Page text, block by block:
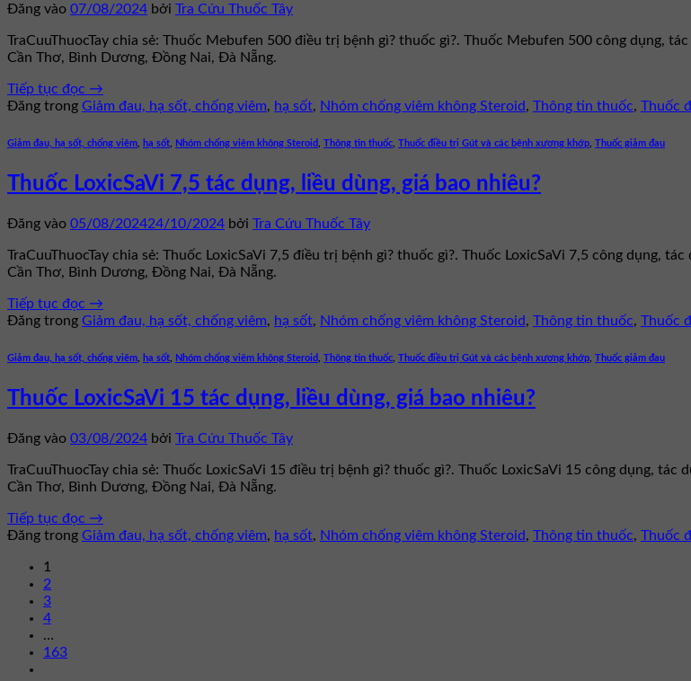
Đăng vào 07/08/2024 bởi Tra Cứu Thuốc Tây
TraCuuThuocTay chia sẻ: Thuốc Mebufen 500 điều trị bệnh gì? thuốc gì?. Thuốc Mebufen 500 công dụng,
Cần Thơ, Bình Dương, Đồng Nai, Đà Nẵng.
Tiếp tục đọc →
Đăng trong Giảm đau, hạ sốt, chống viêm, hạ sốt, Nhóm chống viêm không Steroid, Thông tin thuốc, Thuốc
Giảm đau, hạ sốt, chống viêm hạ sốt Nhóm chống viêm không Steroid Thông tin thuốc Thuốc điều trị Gút và các bệnh xương khớp Thuốc giảm đau
Thuốc LoxicSaVi 7,5 tác dụng, liều dùng, giá bao nhiêu?
Đăng vào 05/08/202424/10/2024 bởi Tra Cứu Thuốc Tây
TraCuuThuocTay chia sẻ: Thuốc LoxicSaVi 7,5 điều trị bệnh gì? thuốc gì?. Thuốc LoxicSaVi 7,5 công dụng,
Cần Thơ, Bình Dương, Đồng Nai, Đà Nẵng.
Tiếp tục đọc →
Đăng trong Giảm đau, hạ sốt, chống viêm, hạ sốt, Nhóm chống viêm không Steroid, Thông tin thuốc, Thuốc
Giảm đau, hạ sốt, chống viêm hạ sốt Nhóm chống viêm không Steroid Thông tin thuốc Thuốc điều trị Gút và các bệnh xương khớp Thuốc giảm đau
Thuốc LoxicSaVi 15 tác dụng, liều dùng, giá bao nhiêu?
Đăng vào 03/08/2024 bởi Tra Cứu Thuốc Tây
TraCuuThuocTay chia sẻ: Thuốc LoxicSaVi 15 điều trị bệnh gì? thuốc gì?. Thuốc LoxicSaVi 15 công dụng,
Cần Thơ, Bình Dương, Đồng Nai, Đà Nẵng.
Tiếp tục đọc →
Đăng trong Giảm đau, hạ sốt, chống viêm, hạ sốt, Nhóm chống viêm không Steroid, Thông tin thuốc, Thuốc
1
2
3
4
…
163